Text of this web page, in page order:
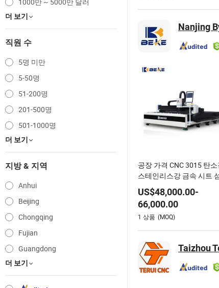
더 보기
직원 수
5명 미만
5-50명
51-200명
201-500명
501-1000명
더 보기
지방 & 지역
Anhui
Beijing
Chongqing
Fujian
Guangdong
더 보기
Nanjing
공장 가격 CNC 3015 탄
스테인리스강 금속 시트 섬
레이저 절단 기계
US$48,000.00-
66,000.00
1 상품 (MOQ)
Taizhou